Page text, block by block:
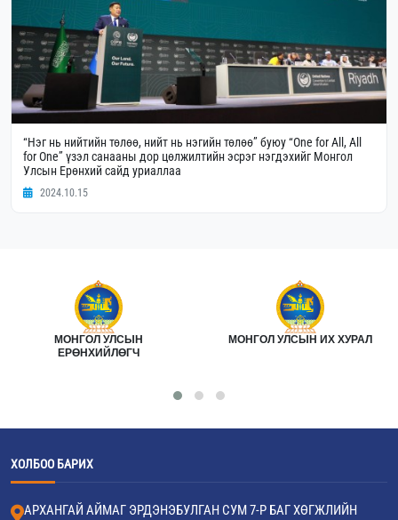
“Нэг нь нийтийн төлөө, нийт нь нэгийн төлөө” буюу “One for All, All
for One” үзэл санааны дор цөлжилтийн эсрэг нэгдэхийг Монгол
Улсын Ерөнхий сайд уриаллаа
2024.10.15
МОНГОЛ УЛСЫН
ЕРӨНХИЙЛӨГЧ
МОНГОЛ УЛСЫН ИХ ХУРАЛ
ХОЛБОО БАРИХ
АРХАНГАЙ АЙМАГ ЭРДЭНЭБУЛГАН СУМ 7-Р БАГ ХӨГЖЛИЙН